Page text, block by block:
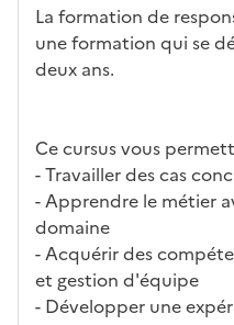
La formation de
une formation qui se
deux ans.
Ce cursus vous
- Travailler des cas
- Apprendre le métier
domaine
- Acquérir des
et gestion d'équipe
- Développer une